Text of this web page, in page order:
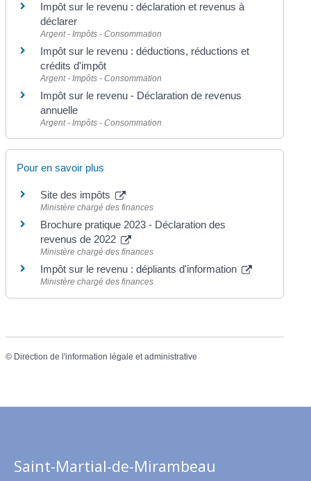
Impôt sur le revenu : déclaration et revenus à
déclarer
Argent - Impôts - Consommation
Impôt sur le revenu : déductions, réductions et
crédits d'impôt
Argent - Impôts - Consommation
Impôt sur le revenu - Déclaration de revenus
annuelle
Argent - Impôts - Consommation
Pour en savoir plus
Site des impôts
Ministère chargé des finances
Brochure pratique 2023 - Déclaration des
revenus de 2022
Ministère chargé des finances
Impôt sur le revenu : dépliants d'information
Ministère chargé des finances
© Direction de l'information légale et administrative
Saint-Martial-de-Mirambeau